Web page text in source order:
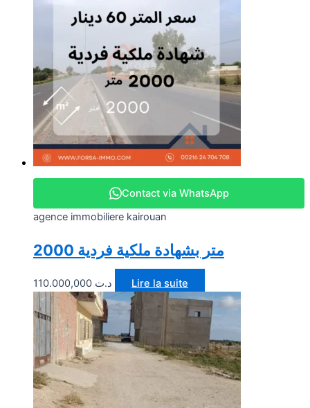
Contact via WhatsApp
agence immobiliere kairouan
2000 متر بشهادة ملكية فردية
د.ت Lire la suite